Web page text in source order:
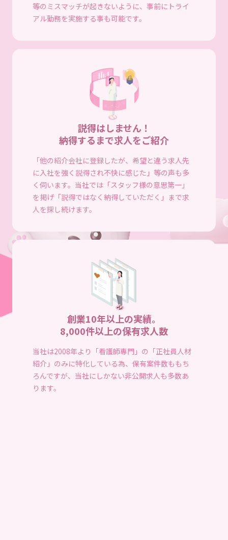
等のミスマッチが起きないように、事前にトライ
アル勤務を実施する事も可能です。
説得はしません！
納得するまで求人をご紹介
「他の紹介会社に登録したが、希望と違う求人先
に入社を強く説得され不快に感じた」等の声も多
く伺います。当社では「スタッフ様の意思第一」
を掲げ「説得ではなく納得していただく」まで求
人を探し続けます。
創業10年以上の実績。
8,000件以上の保有求人数
当社は2008年より「看護師専門」の「正社員人材
紹介」のみに特化している為、保有案件数ももち
ろんですが、当社にしかない非公開求人も多数あ
ります。